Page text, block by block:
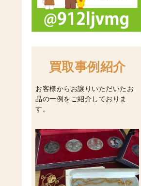
買取事例紹介
お客様からお譲りいただいたお
品の一例をご紹介しておりま
す。